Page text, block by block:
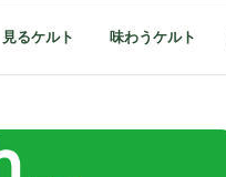
見るケルト 味わうケルト